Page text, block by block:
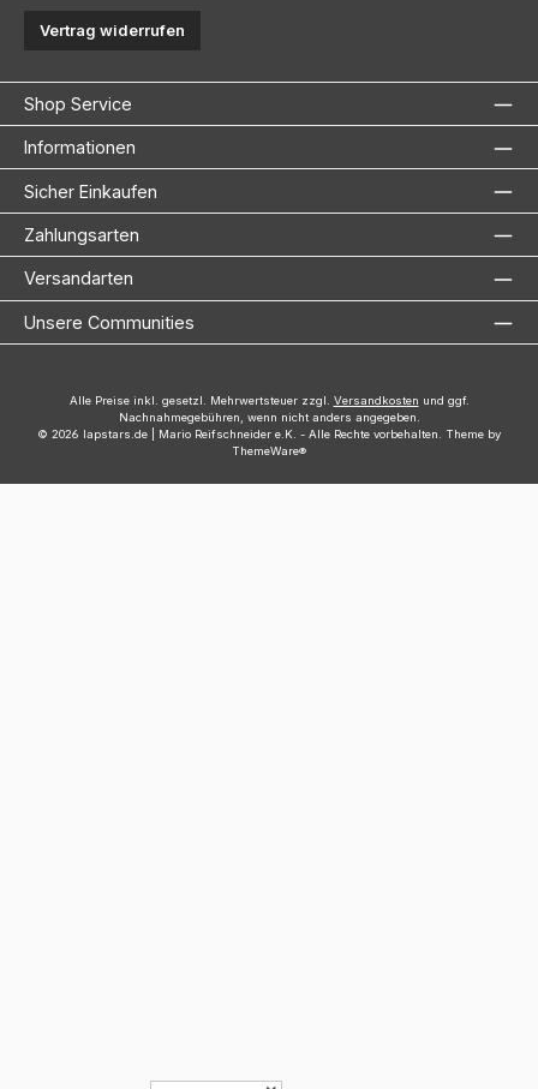
Vertrag widerrufen
Shop Service
Informationen
Sicher Einkaufen
Zahlungsarten
Versandarten
Unsere Communities
Alle Preise inkl. gesetzl. Mehrwertsteuer zzgl. Versandkosten und ggf.
Nachnahmegebühren, wenn nicht anders angegeben.
© 2026 lapstars.de | Mario Reifschneider e.K. - Alle Rechte vorbehalten. Theme by
ThemeWare®